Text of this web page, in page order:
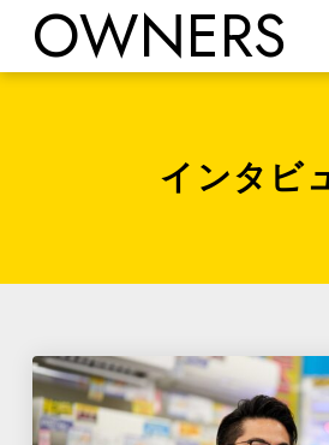
OWNERS
インタビ